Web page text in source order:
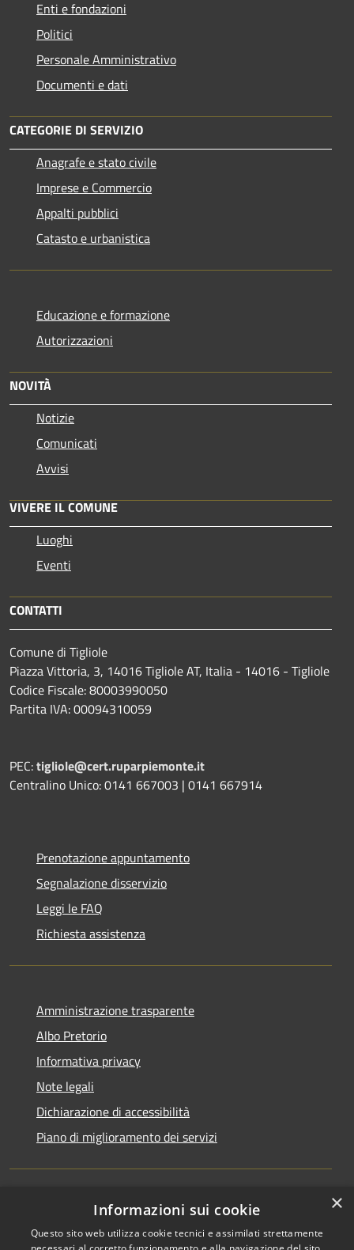
Enti e fondazioni
Politici
Personale Amministrativo
Documenti e dati
CATEGORIE DI SERVIZIO
Anagrafe e stato civile
Imprese e Commercio
Appalti pubblici
Catasto e urbanistica
Educazione e formazione
Autorizzazioni
NOVITÀ
Notizie
Comunicati
Avvisi
VIVERE IL COMUNE
Luoghi
Eventi
CONTATTI
Comune di Tigliole
Piazza Vittoria, 3, 14016 Tigliole AT, Italia - 14016 - Tigliole
Codice Fiscale: 80003990050
Partita IVA: 00094310059
PEC:tigliole@cert.ruparpiemonte.it
Centralino Unico: 0141 667003 | 0141 667914
Prenotazione appuntamento
Segnalazione disservizio
Leggi le FAQ
Richiesta assistenza
Amministrazione trasparente
Albo Pretorio
Informativa privacy
Note legali
Dichiarazione di accessibilità
Piano di miglioramento dei servizi
Accessibilità
Comune convenzionato
Astigov
×
Informazioni sui cookie
Questo sito web utilizza cookie tecnici e assimilati strettamente